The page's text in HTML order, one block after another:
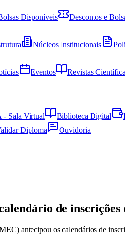
Disponíveis Descontos e
Núcleos Institucionais
Eventos Revistas
- Sala Virtual Biblioteca Digital
Diploma
Ouvidoria
de inscrições
antecipou os calendários de